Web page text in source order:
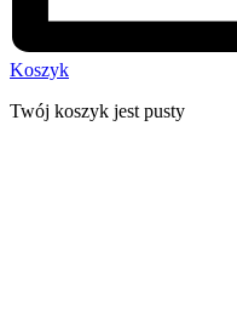
Koszyk
Twój koszyk jest pusty